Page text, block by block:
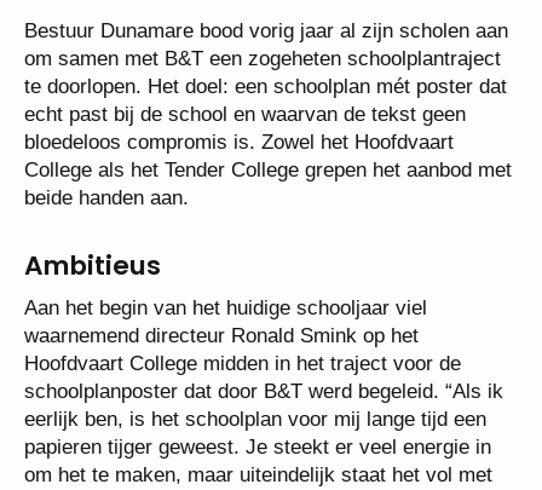
Bestuur Dunamare bood vorig jaar al zijn scholen aan
om samen met B&T een zogeheten schoolplantraject
te doorlopen. Het doel: een schoolplan mét poster dat
echt past bij de school en waarvan de tekst geen
bloedeloos compromis is. Zowel het Hoofdvaart
College als het Tender College grepen het aanbod met
beide handen aan.
Ambitieus
Aan het begin van het huidige schooljaar viel
waarnemend directeur Ronald Smink op het
Hoofdvaart College midden in het traject voor de
schoolplanposter dat door B&T werd begeleid. “Als ik
eerlijk ben, is het schoolplan voor mij lange tijd een
papieren tijger geweest. Je steekt er veel energie in
om het te maken, maar uiteindelijk staat het vol met